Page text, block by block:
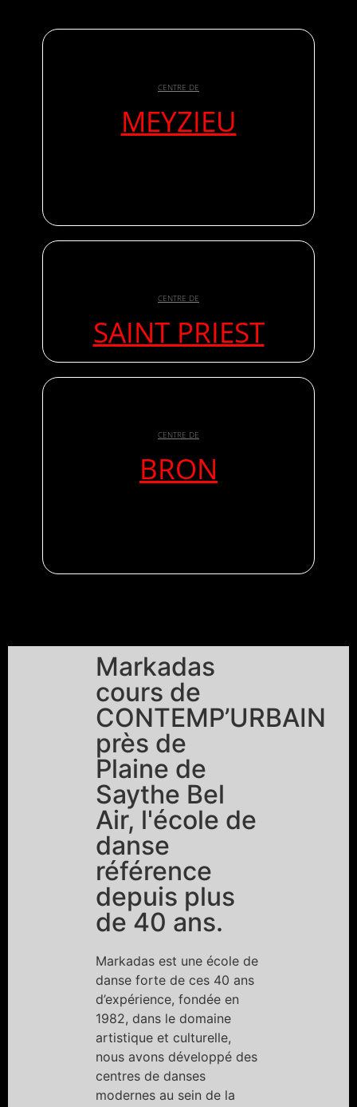
CENTRE DE
MEYZIEU
CENTRE DE
SAINT PRIEST
CENTRE DE
BRON
Markadas
cours de
CONTEMP’URBAIN
près de
Plaine de
Saythe Bel
Air, l'école de
danse
référence
depuis plus
de 40 ans.
Markadas est une école de
danse forte de ces 40 ans
d’expérience, fondée en
1982, dans le domaine
artistique et culturelle,
nous avons développé des
centres de danses
modernes au sein de la